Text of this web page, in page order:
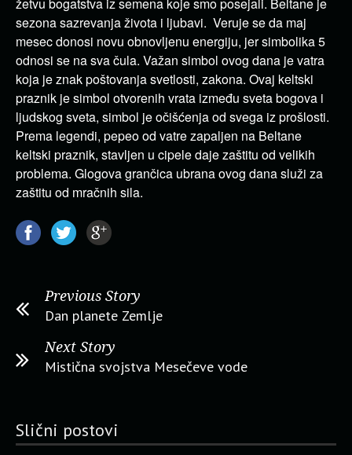
sezona sazrevanja života i ljubavi. Veruje se da maj
mesec donosi novu obnovljenu energiju, jer simbolika 5
odnosi se na sva čula. Važan simbol ovog dana je vatra
koja je znak poštovanja svetlosti, zakona. Ovaj keltski
praznik je simbol otvorenih vrata između sveta bogova i
ljudskog sveta, simbol je očišćenja od svega iz prošlosti.
Prema legendi, pepeo od vatre zapaljen na Beltane
keltski praznik, stavljen u cipele daje zaštitu od velikih
problema. Glogova grančica ubrana ovog dana služi za
zaštitu od mračnih sila.
Previous Story
Dan planete Zemlje
Next Story
Mistična svojstva Mesečeve vode
Slični postovi